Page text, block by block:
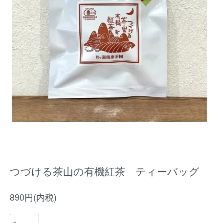
つづける茶山の有機紅茶 ティーバッグ
890円(内税)